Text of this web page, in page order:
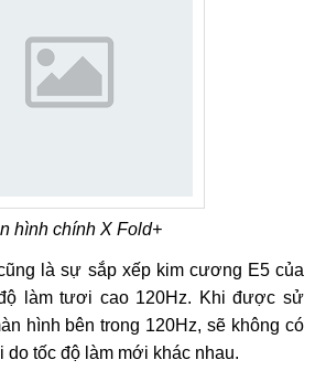
hình chính X Fold+
là sự sắp xếp kim cương E5 của
làm tươi cao 120Hz. Khi được sử
hình bên trong 120Hz, sẽ không có
do tốc độ làm mới khác nhau.